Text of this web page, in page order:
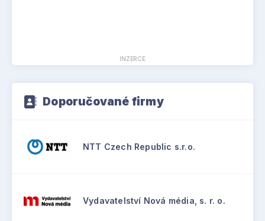
INZERCE
Doporučované firmy
NTT Czech Republic s.r.o.
Vydavatelství Nová média, s. r. o.